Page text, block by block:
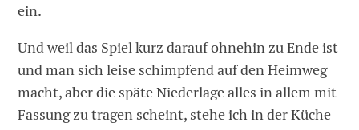
ein.
Und weil das Spiel kurz darauf ohnehin zu Ende ist
und man sich leise schimpfend auf den Heimweg
macht, aber die späte Niederlage alles in allem mit
Fassung zu tragen scheint, stehe ich in der Küche